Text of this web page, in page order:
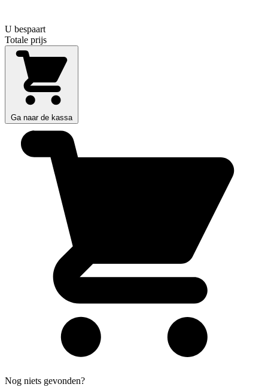
U bespaart
Totale prijs
Ga naar de kassa
Nog niets gevonden?